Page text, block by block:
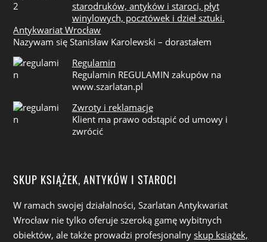
starodruków, antyków i staroci, płyt
winylowych, pocztówek i dzieł sztuki.
Antykwariat Wrocław
Nazywam się Stanisław Karolewski – dorastałem
Regulamin
Regulamin REGULAMIN zakupów na
www.szarlatan.pl
Zwroty i reklamacje
Klient ma prawo odstąpić od umowy i
zwrócić
SKUP KSIĄŻEK, ANTYKÓW I STAROCI
W ramach swojej działalności, Szarlatan Antykwariat
Wrocław nie tylko oferuje szeroką gamę wybitnych
obiektów, ale także prowadzi profesjonalnyskup książek,